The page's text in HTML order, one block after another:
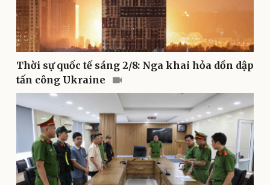
Doanh nghiệp
Thông tin doanh nghiệp
Doanh nghiệp 24h
Doanh nhân
Công nghệ
Sành điệu
Chuyển đổi số
Thời sự quốc tế sáng 2/8: Nga khai hỏa dồn dập
tấn công Ukraine